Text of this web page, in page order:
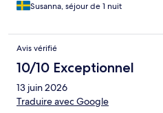
Susanna, séjour de 1 nuit
Avis vérifié
10/10 Exceptionnel
13 juin 2026
Traduire avec Google